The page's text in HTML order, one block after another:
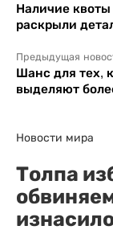
Наличие квоты
раскрыли
Предыдущая
Шанс для тех,
выделяют
Новости мира
Толпа